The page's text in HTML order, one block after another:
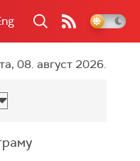
08. август 2026.